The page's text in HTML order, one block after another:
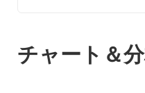
チャート＆